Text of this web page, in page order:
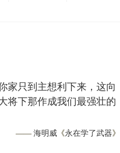
家只到主想利下来，这向
将下那作成我们最强壮的
—— 海明威 《永在学了武器》